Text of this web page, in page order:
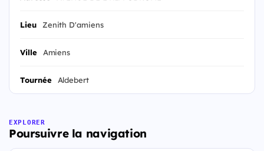
Lieu Zenith D'amiens
Ville Amiens
Tournée Aldebert
EXPLORER
Poursuivre la navigation